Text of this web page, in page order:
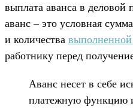
выплата аванса в деловой
аванс – это условная
и количества
работнику перед
Аванс несет в себе
платежную функцию